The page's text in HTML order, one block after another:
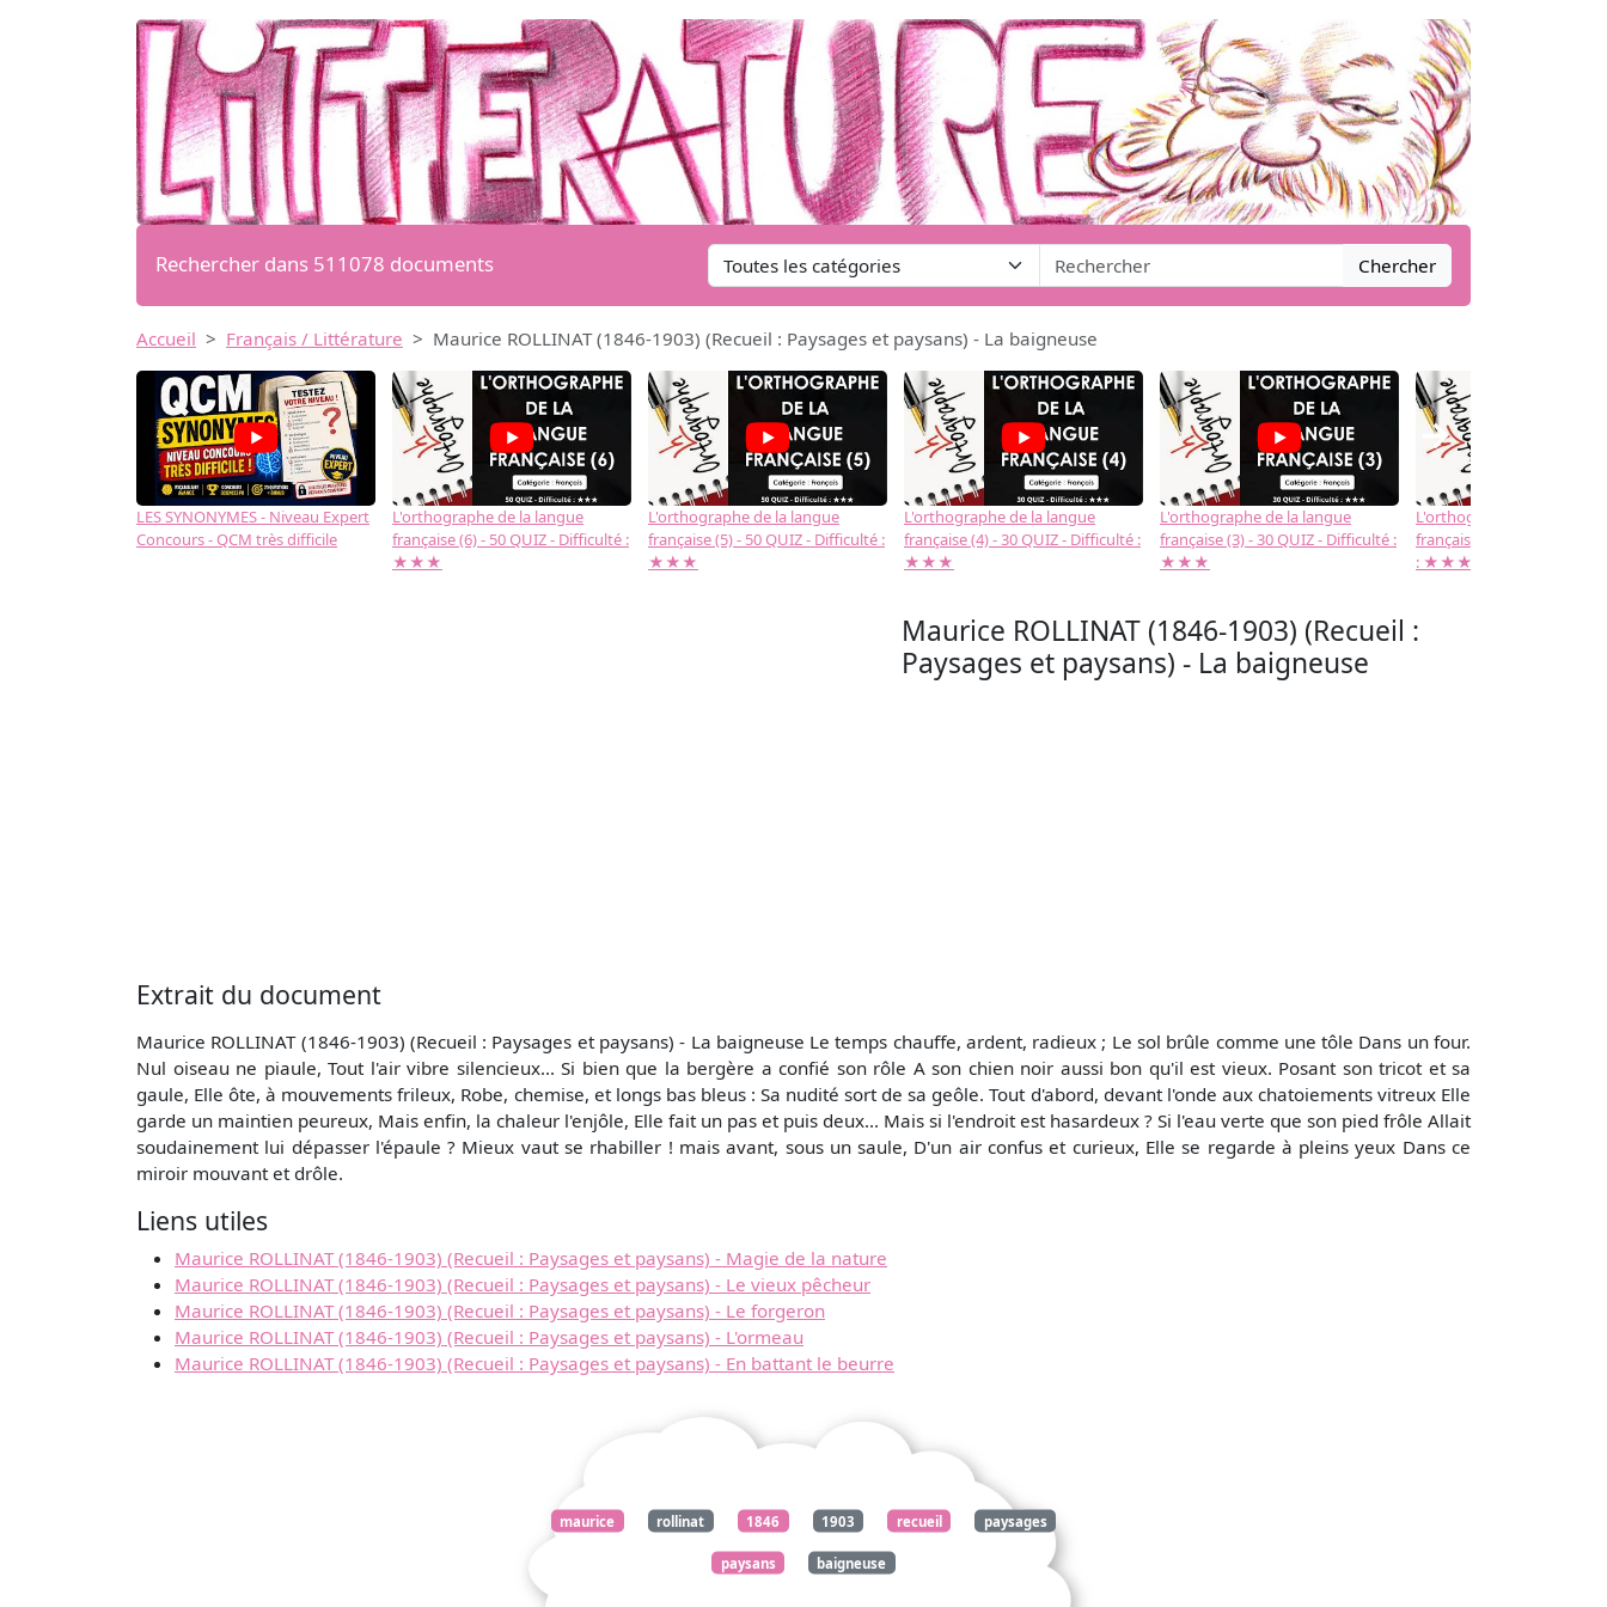
Rechercher dans 511078 documents Chercher
Accueil Français / Littérature Maurice ROLLINAT (1846-1903) (Recueil : Paysages et paysans) - La baigneuse
LES SYNONYMES - Niveau Expert
Concours - QCM très difficile
L'orthographe de la langue
française (6) - 50 QUIZ - Difficulté :
★★★
L'orthographe de la langue
française (5) - 50 QUIZ - Difficulté :
★★★
L'orthographe de la langue
française (4) - 30 QUIZ - Difficulté :
★★★
L'orthographe de la langue
française (3) - 30 QUIZ - Difficulté :
★★★
L'orthographe de la langue
française (2) -( 20 QUIZ -
: ★★★
→
Maurice ROLLINAT (1846-1903) (Recueil :
Paysages et paysans) - La baigneuse
Extrait du document
Maurice ROLLINAT (1846-1903) (Recueil : Paysages et paysans) - La baigneuse Le temps chauffe, ardent, radieux ; Le sol brûle comme une tôle Dans un four.
Nul oiseau ne piaule, Tout l'air vibre silencieux... Si bien que la bergère a confié son rôle A son chien noir aussi bon qu'il est vieux. Posant son tricot et sa
gaule, Elle ôte, à mouvements frileux, Robe, chemise, et longs bas bleus : Sa nudité sort de sa geôle. Tout d'abord, devant l'onde aux chatoiements vitreux Elle
garde un maintien peureux, Mais enfin, la chaleur l'enjôle, Elle fait un pas et puis deux... Mais si l'endroit est hasardeux ? Si l'eau verte que son pied frôle Allait
soudainement lui dépasser l'épaule ? Mieux vaut se rhabiller ! mais avant, sous un saule, D'un air confus et curieux, Elle se regarde à pleins yeux Dans ce
miroir mouvant et drôle.
Liens utiles
Maurice ROLLINAT (1846-1903) (Recueil : Paysages et paysans) - Magie de la nature
Maurice ROLLINAT (1846-1903) (Recueil : Paysages et paysans) - Le vieux pêcheur
Maurice ROLLINAT (1846-1903) (Recueil : Paysages et paysans) - Le forgeron
Maurice ROLLINAT (1846-1903) (Recueil : Paysages et paysans) - L'ormeau
Maurice ROLLINAT (1846-1903) (Recueil : Paysages et paysans) - En battant le beurre
maurice rollinat 1846 1903 recueil paysages
paysans baigneuse